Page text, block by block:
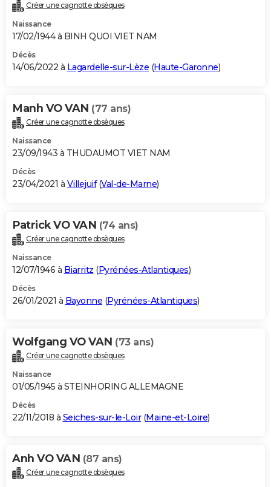
Créer une cagnotte obsèques
Naissance
17/02/1944 à BINH QUOI VIET NAM
Décès
14/06/2022 à Lagardelle-sur-Lèze (Haute-Garonne)
Manh VO VAN (77 ans)
Créer une cagnotte obsèques
Naissance
23/09/1943 à THUDAUMOT VIET NAM
Décès
23/04/2021 à Villejuif(Val-de-Marne)
Patrick VO VAN (74 ans)
Créer une cagnotte obsèques
Naissance
12/07/1946 à Biarritz (Pyrénées-Atlantiques)
Décès
26/01/2021 à Bayonne (Pyrénées-Atlantiques)
Wolfgang VO VAN (73 ans)
Créer une cagnotte obsèques
Naissance
01/05/1945 à STEINHORING ALLEMAGNE
Décès
22/11/2018 à Seiches-sur-le-Loir(Maine-et-Loire)
Anh VO VAN (87 ans)
Créer une cagnotte obsèques